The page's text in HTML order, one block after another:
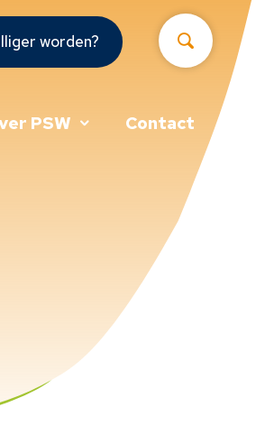
worden?
PSW Contact